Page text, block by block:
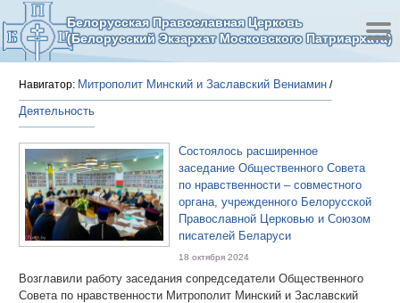
Белорусская Православная Церковь
(Белорусский Экзархат Московского Патриархата)
Навигатор: Митрополит Минский и Заславский Вениамин /
Деятельность
Состоялось расширенное
заседание Общественного Совета
по нравственности – совместного
органа, учрежденного Белорусской
Православной Церковью и Союзом
писателей Беларуси
18 октября 2024
Возглавили работу заседания сопредседатели Общественного
Совета по нравственности Митрополит Минский и Заславский